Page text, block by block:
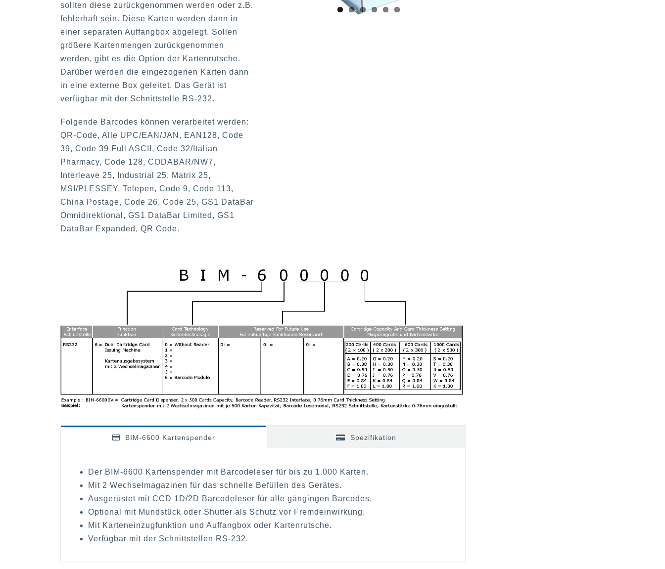
sollten diese zurückgenommen werden oder z.B.
fehlerhaft sein. Diese Karten werden dann in
einer separaten Auffangbox abgelegt. Sollen
größere Kartenmengen zurückgenommen
werden, gibt es die Option der Kartenrutsche.
Darüber werden die eingezogenen Karten dann
in eine externe Box geleitet. Das Gerät ist
verfügbar mit der Schnittstelle RS-232.
Folgende Barcodes können verarbeitet werden:
QR-Code, Alle UPC/EAN/JAN, EAN128, Code
39, Code 39 Full ASCII, Code 32/Italian
Pharmacy, Code 128, CODABAR/NW7,
Interleave 25, Industrial 25, Matrix 25,
MSI/PLESSEY, Telepen, Code 9, Code 113,
China Postage, Code 26, Code 25, GS1 DataBar
Omnidirektional, GS1 DataBar Limited, GS1
DataBar Expanded, QR Code.
BIM-6600 Kartenspender Spezifikation
Der BIM-6600 Kartenspender mit Barcodeleser für bis zu 1.000 Karten.
Mit 2 Wechselmagazinen für das schnelle Befüllen des Gerätes.
Ausgerüstet mit CCD 1D/2D Barcodeleser für alle gängingen Barcodes.
Optional mit Mundstück oder Shutter als Schutz vor Fremdeinwirkung.
Mit Karteneinzugfunktion und Auffangbox oder Kartenrutsche.
Verfügbar mit der Schnittstellen RS-232.